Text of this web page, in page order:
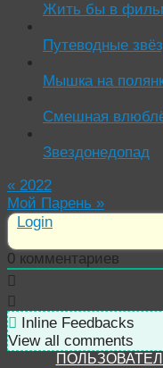
Жить бы в
Путеводные
Мышка на
Смешная
Звездонедопад
« 2022
Мой Парень »
Login
0 комментариев
Inline Feedbacks
View all comments